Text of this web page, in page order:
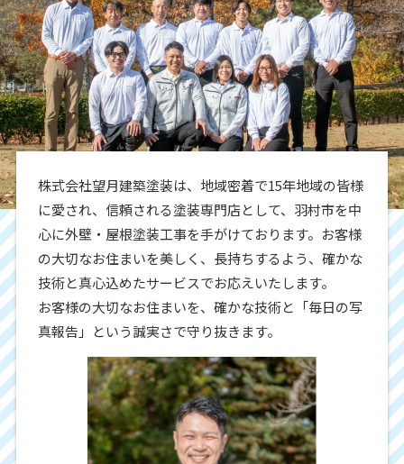
株式会社望月建築塗装は、地域密着で15年地域の皆様
に愛され、信頼される塗装専門店として、羽村市を中
心に外壁・屋根塗装工事を手がけております。お客様
の大切なお住まいを美しく、長持ちするよう、確かな
技術と真心込めたサービスでお応えいたします。
お客様の大切なお住まいを、確かな技術と「毎日の写
真報告」という誠実さで守り抜きます。